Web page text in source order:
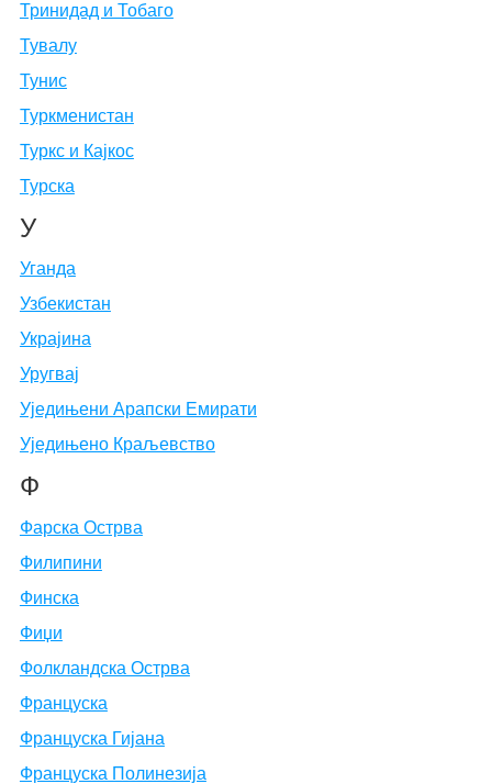
Тринидад и Тобаго
Тувалу
Тунис
Туркменистан
Туркс и Кајкос
Турска
У
Уганда
Узбекистан
Украјина
Уругвај
Уједињени Арапски Емирати
Уједињено Краљевство
Ф
Фарска Острва
Филипини
Финска
Фиџи
Фолкландска Острва
Француска
Француска Гијана
Француска Полинезија